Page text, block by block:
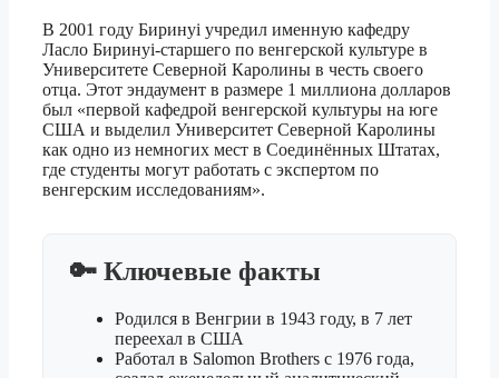
В 2001 году Биринyi учредил именную кафедру
Ласло Биринyi-старшего по венгерской культуре в
Университете Северной Каролины в честь своего
отца. Этот эндаумент в размере 1 миллиона долларов
был «первой кафедрой венгерской культуры на юге
США и выделил Университет Северной Каролины
как одно из немногих мест в Соединённых Штатах,
где студенты могут работать с экспертом по
венгерским исследованиям».
🔑 Ключевые факты
Родился в Венгрии в 1943 году, в 7 лет
переехал в США
Работал в Salomon Brothers с 1976 года,